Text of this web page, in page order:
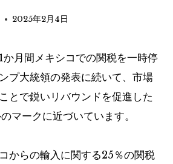
2025年2月4日
か月間メキシコでの関税を一時停
プ大統領の発表に続いて、市場
とで鋭いリバウンドを促進した
マークに近づいています。
からの輸入に関する25％の関税